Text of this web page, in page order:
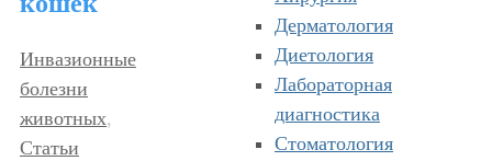
Инвазионные
болезни
животных,
Статьи
Дерматология
Диетология
Лабораторная
диагностика
Стоматология